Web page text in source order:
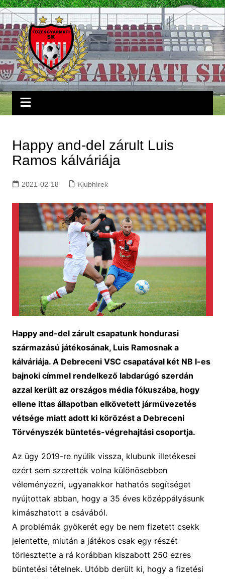
Skip
to
content
Happy and-del zárult Luis
Ramos kálváriája
2021-02-18 Klubhírek
Happy and-del zárult csapatunk hondurasi
származású játékosának, Luis Ramosnak a
kálváriája. A Debreceni VSC csapatával két NB I-es
bajnoki címmel rendelkező labdarúgó szerdán
azzal került az országos média fókuszába, hogy
ellene ittas állapotban elkövetett járművezetés
vétsége miatt adott ki körözést a Debreceni
Törvényszék büntetés-végrehajtási csoportja.
Az ügy 2019-re nyúlik vissza, klubunk illetékesei
ezért sem szerették volna különösebben
véleményezni, ugyanakkor hathatós segítséget
nyújtottak abban, hogy a 35 éves középpályásunk
kimászhatott a csávából.
A problémák gyökerét egy be nem fizetett csekk
jelentette, miután a játékos csak egy részét
törlesztette a rá korábban kiszabott 250 ezres
büntetési tételnek. Utóbb derült ki, hogy a fizetési